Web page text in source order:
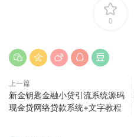
0
上一篇
新金钥匙金融小贷引流系统源码
现金贷网络贷款系统+文字教程